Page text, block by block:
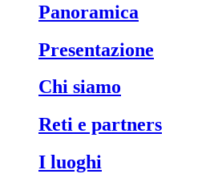
Panoramica
Presentazione
Chi siamo
Reti e partners
I luoghi